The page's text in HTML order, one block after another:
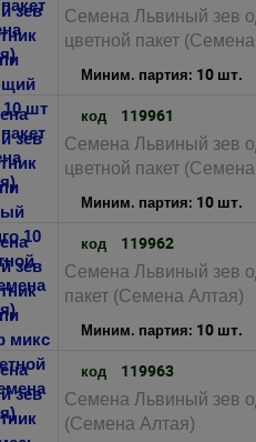
Семена Львиный зев
цветной пакет
Миним. партия: 10 шт.
код 119961
Семена Львиный зев
цветной пакет
Миним. партия: 10 шт.
код 119962
Семена Львиный зев
пакет (Семена Алтая)
Миним. партия: 10 шт.
код 119963
Семена Львиный зев
(Семена Алтая)